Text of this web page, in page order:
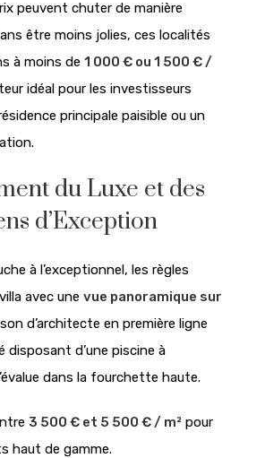
peuvent chuter de manière
être moins jolies, ces localités
à moins de 1 000 € ou 1 500 € /
idéal pour les investisseurs
principale paisible ou un
du Luxe et des
d’Exception
à l’exceptionnel, les règles
avec une vue panoramique sur
d’architecte en première ligne
disposant d’une piscine à
dans la fourchette haute.
3 500 € et 5 500 € / m² pour
haut de gamme.